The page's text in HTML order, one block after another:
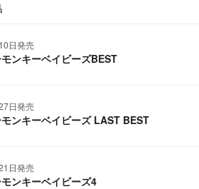
日発売
ンキーベイビーズBEST
日発売
ンキーベイビーズ LAST BEST
日発売
ンキーベイビーズ4